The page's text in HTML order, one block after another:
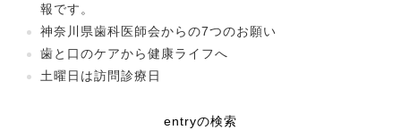
報です。
神奈川県歯科医師会からの7つのお願い
歯と口のケアから健康ライフへ
土曜日は訪問診療日
entryの検索